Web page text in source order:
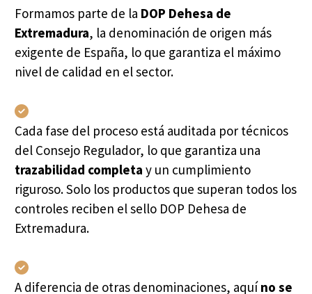
Formamos parte de la DOP Dehesa de
Extremadura, la denominación de origen más
exigente de España, lo que garantiza el máximo
nivel de calidad en el sector.
Cada fase del proceso está auditada por técnicos
del Consejo Regulador, lo que garantiza una
trazabilidad completa y un cumplimiento
riguroso. Solo los productos que superan todos los
controles reciben el sello DOP Dehesa de
Extremadura.
A diferencia de otras denominaciones, aquíno se